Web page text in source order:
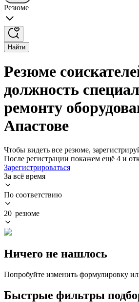
Резюме
Найти
Резюме
должность
ремонту
Апастове
Чтобы видеть все резюме,
После регистрации покажем ещё 4 и
Зарегистрироваться
За всё время
По соответствию
20 резюме
Ничего не нашлось
Попробуйте изменить формулировку
Быстрые фильтры